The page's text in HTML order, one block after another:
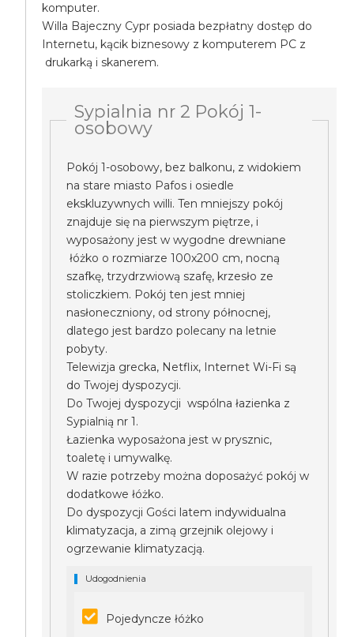
komputer.
Willa Bajeczny Cypr posiada bezpłatny dostęp do
Internetu, kącik biznesowy z komputerem PC z
drukarką i skanerem.
Sypialnia nr 2 Pokój 1-
osobowy
Pokój 1-osobowy, bez balkonu, z widokiem
na stare miasto Pafos i osiedle
ekskluzywnych willi. Ten mniejszy pokój
znajduje się na pierwszym piętrze, i
wyposażony jest w wygodne drewniane
łóżko o rozmiarze 100x200 cm, nocną
szafkę, trzydrzwiową szafę, krzesło ze
stoliczkiem. Pokój ten jest mniej
nasłoneczniony, od strony północnej,
dlatego jest bardzo polecany na letnie
pobyty.
Telewizja grecka, Netflix, Internet Wi-Fi są
do Twojej dyspozycji.
Do Twojej dyspozycji wspólna łazienka z
Sypialnią nr 1.
Łazienka wyposażona jest w prysznic,
toaletę i umywalkę.
W razie potrzeby można doposażyć pokój w
dodatkowe łóżko.
Do dyspozycji Gości latem indywidualna
klimatyzacja, a zimą grzejnik olejowy i
ogrzewanie klimatyzacją.
Udogodnienia
Pojedyncze łóżko